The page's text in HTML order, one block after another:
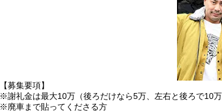
【募集要項】
※謝礼金は最大10万（後ろだけなら5万、左右と後ろで10万
※廃車まで貼ってくださる方